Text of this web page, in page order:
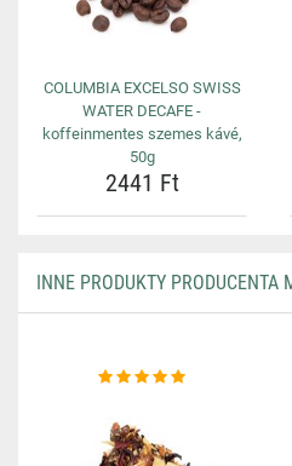
COLUMBIA EXCELSO SWISS
WATER DECAFE -
koffeinmentes szemes kávé,
50g
2441 Ft
INNE PRODUKTY PRODUCENTA